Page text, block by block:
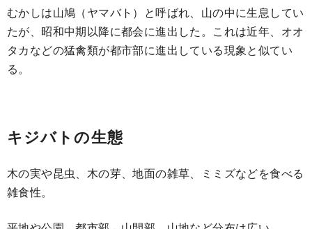
むかしは山鳩（ヤマバト）と呼ばれ、山の中に生息してい
たが、昭和中期以降に都会に進出した。これは近年、オオ
タカなどの猛禽類が都市部に進出している現象と似てい
る。
キジバトの生態
木の実や昆虫、木の芽、地面の雑草、ミミズなどを食べる
雑食性。